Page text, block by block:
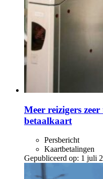
Meer reizigers
betaalkaart
Persbericht
Kaartbetalingen
Gepubliceerd op: 1 juli